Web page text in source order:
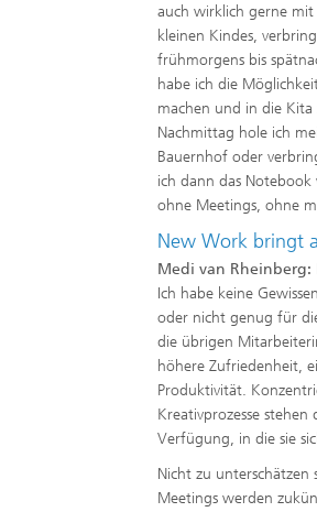
auch wirklich gerne
kleinen Kindes,
frühmorgens bis
habe ich die
machen und in die
Nachmittag hole ich
Bauernhof oder
ich dann das
ohne Meetings, ohne
New Work bringt
Medi van Rheinberg:
Ich habe keine
oder nicht genug für
die übrigen
höhere Zufriedenheit,
Produktivität.
Kreativprozesse
Verfügung, in die sie
Nicht zu unterschätzen
Meetings werden